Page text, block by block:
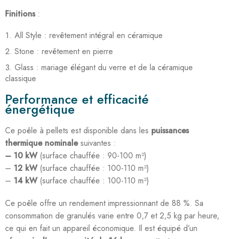
Finitions:
All Style : revêtement intégral en céramique
Stone : revêtement en pierre
Glass : mariage élégant du verre et de la céramique
classique
Performance et efficacité
énergétique
Ce poêle à pellets est disponible dans les puissances
thermique nominalesuivantes :
– 10 kW(surface chauffée : 90-100 m²)
– 12 kW(surface chauffée : 100-110 m²)
– 14 kW(surface chauffée : 100-110 m²)
Ce poêle offre un rendement impressionnant de 88 %. Sa
consommation de granulés varie entre 0,7 et 2,5 kg par heure,
ce qui en fait un appareil économique. Il est équipé d’un